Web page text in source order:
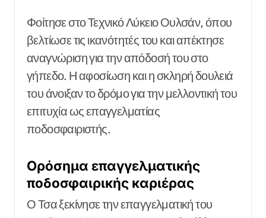
Φοίτησε στο Τεχνικό Λύκειο Ουλσάν, όπου
βελτίωσε τις ικανότητές του και απέκτησε
αναγνώριση για την απόδοσή του στο
γήπεδο. Η αφοσίωση και η σκληρή δουλειά
του άνοιξαν το δρόμο για την μελλοντική του
επιτυχία ως επαγγελματίας
ποδοσφαιριστής.
Ορόσημα επαγγελματικής
ποδοσφαιρικής καριέρας
Ο Τσα ξεκίνησε την επαγγελματική του